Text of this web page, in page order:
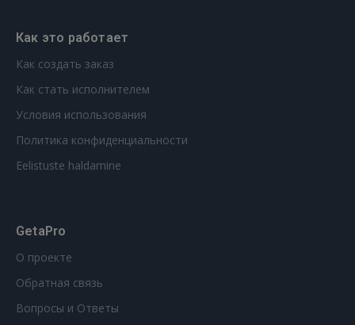
Как это работает
Как создать заказ
Как стать исполнителем
Условия использования
Политика конфиденциальности
Eelistuste haldamine
GetaPro
О проекте
Обратная связь
Вопросы и Ответы